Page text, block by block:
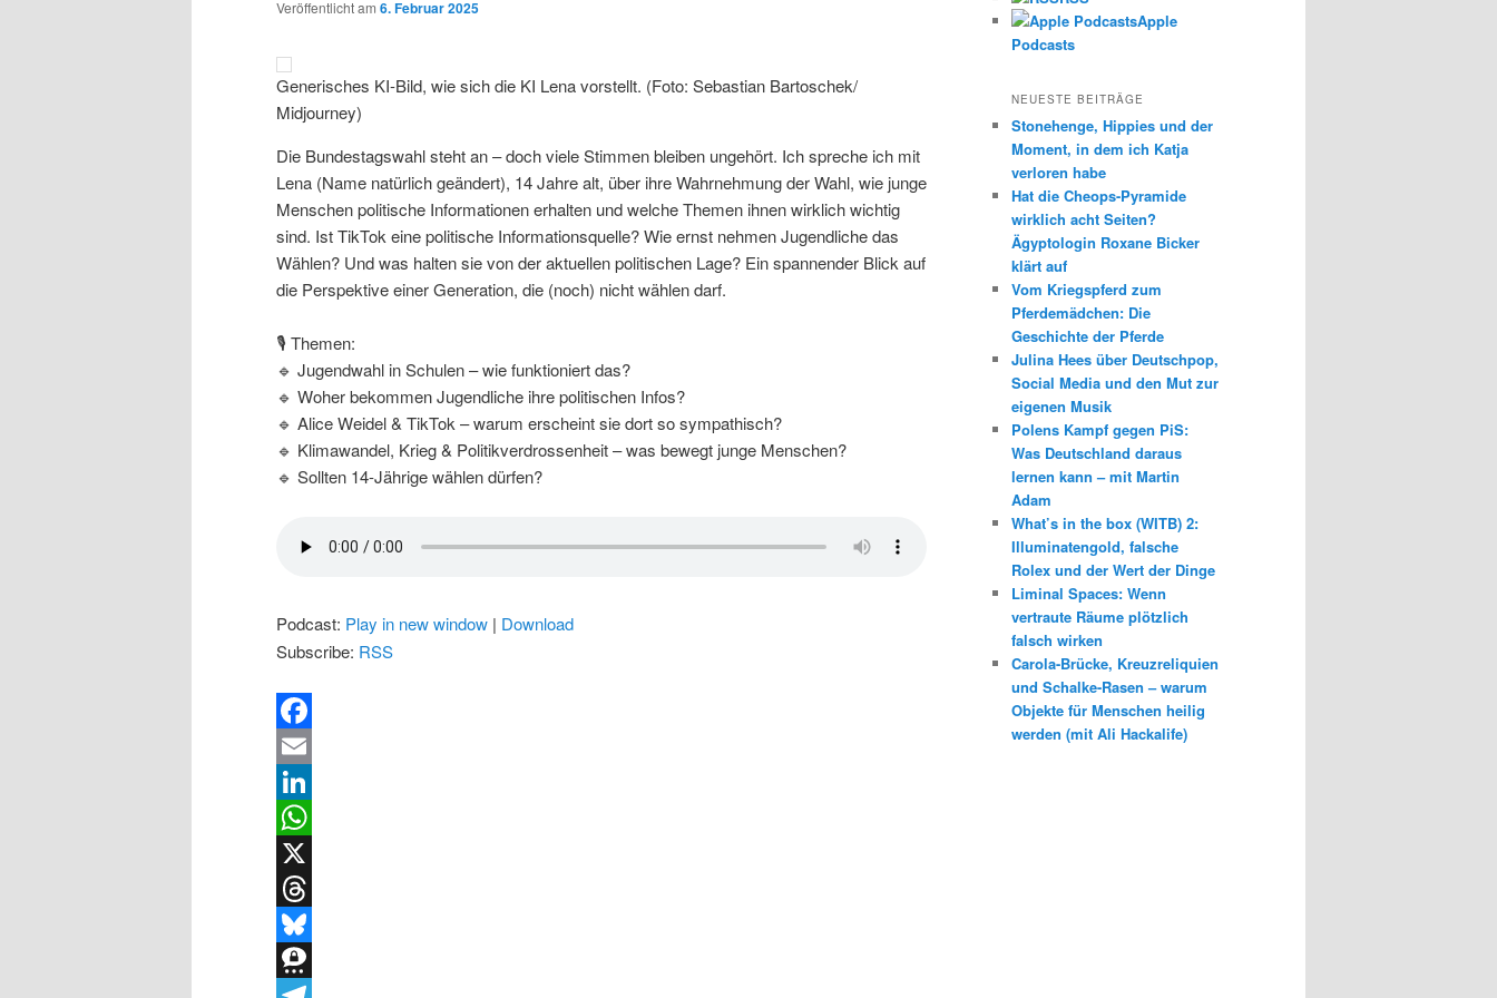
Veröffentlicht am 6. Februar 2025
Generisches KI-Bild, wie sich die KI Lena vorstellt. (Foto: Sebastian Bartoschek/
Midjourney)
Die Bundestagswahl steht an – doch viele Stimmen bleiben ungehört. Ich spreche ich mit
Lena (Name natürlich geändert), 14 Jahre alt, über ihre Wahrnehmung der Wahl, wie junge
Menschen politische Informationen erhalten und welche Themen ihnen wirklich wichtig
sind. Ist TikTok eine politische Informationsquelle? Wie ernst nehmen Jugendliche das
Wählen? Und was halten sie von der aktuellen politischen Lage? Ein spannender Blick auf
die Perspektive einer Generation, die (noch) nicht wählen darf.
🎙️ Themen:
🔹 Jugendwahl in Schulen – wie funktioniert das?
🔹 Woher bekommen Jugendliche ihre politischen Infos?
🔹 Alice Weidel & TikTok – warum erscheint sie dort so sympathisch?
🔹 Klimawandel, Krieg & Politikverdrossenheit – was bewegt junge Menschen?
🔹 Sollten 14-Jährige wählen dürfen?
Podcast: Play in new window | Download
Subscribe: RSS
Facebook
Email
LinkedIn
WhatsApp
X
Threads
Bluesky
Apple
Podcasts
NEUESTE BEITRÄGE
Stonehenge, Hippies und der
Moment, in dem ich Katja
verloren habe
Hat die Cheops-Pyramide
wirklich acht Seiten?
Ägyptologin Roxane Bicker
klärt auf
Vom Kriegspferd zum
Pferdemädchen: Die
Geschichte der Pferde
Julina Hees über Deutschpop,
Social Media und den Mut zur
eigenen Musik
Polens Kampf gegen PiS:
Was Deutschland daraus
lernen kann – mit Martin
Adam
What’s in the box (WITB) 2:
Illuminatengold, falsche
Rolex und der Wert der Dinge
Liminal Spaces: Wenn
vertraute Räume plötzlich
falsch wirken
Carola-Brücke, Kreuzreliquien
und Schalke-Rasen – warum
Objekte für Menschen heilig
werden (mit Ali Hackalife)